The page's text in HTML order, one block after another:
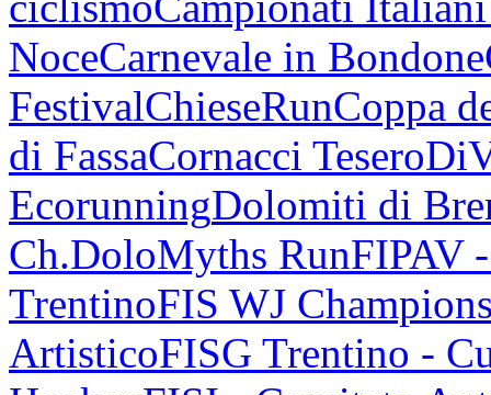
NoceCarnevale in Bondone
FestivalChieseRunCoppa
di FassaCornacci Tesero
EcorunningDolomiti di
Ch.DoloMyths RunFIPAV
TrentinoFIS WJ
ArtisticoFISG Trentino -